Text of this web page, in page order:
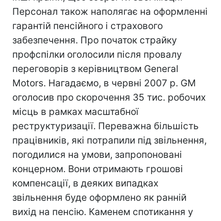
Персонал також наполягає на оформленні
гарантій пенсійного і страхового
забезпечення. Про початок страйку
профспілки оголосили після провалу
переговорів з керівництвом General
Motors. Нагадаємо, в червні 2007 р. GM
оголосив про скорочення 35 тис. робочих
місць в рамках масштабної
реструктуризації. Переважна більшість
працівників, які потрапили під звільнення,
погодилися на умови, запропоновані
концерном. Вони отримають грошові
компенсації, в деяких випадках
звільнення буде оформлено як ранній
вихід на пенсію. Каменем спотикання у